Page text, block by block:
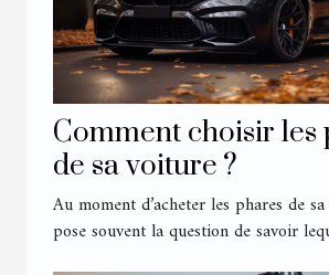
Comment choisir les
de sa voiture ?
Au moment d’acheter les phares de
pose souvent la question de savoir